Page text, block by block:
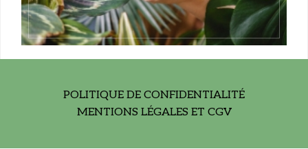
POLITIQUE DE CONFIDENTIALITÉ
MENTIONS LÉGALES ET CGV